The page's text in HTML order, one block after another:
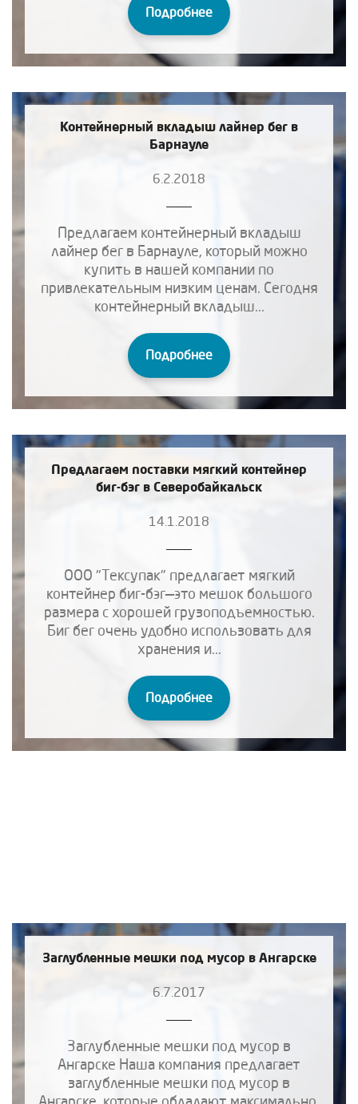
Подробнее
Контейнерный вкладыш лайнер бег в
Барнауле
6.2.2018
Предлагаем контейнерный вкладыш
лайнер бег в Барнауле, который можно
купить в нашей компании по
привлекательным низким ценам. Сегодня
контейнерный вкладыш...
Подробнее
Предлагаем поставки мягкий контейнер
биг-бэг в Северобайкальск
14.1.2018
ООО "Тексупак" предлагает мягкий
контейнер биг-бэг—это мешок большого
размера с хорошей грузоподъемностью.
Биг бег очень удобно использовать для
хранения и...
Подробнее
Заглубленные мешки под мусор в Ангарске
6.7.2017
Заглубленные мешки под мусор в
Ангарске Наша компания предлагает
заглубленные мешки под мусор в